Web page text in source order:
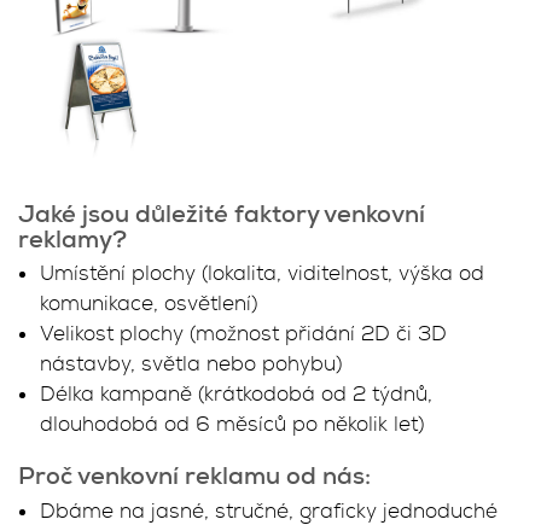
Jaké jsou důležité faktory venkovní
reklamy?
Umístění plochy (lokalita, viditelnost, výška od
komunikace, osvětlení)
Velikost plochy (možnost přidání 2D či 3D
nástavby, světla nebo pohybu)
Délka kampaně (krátkodobá od 2 týdnů,
dlouhodobá od 6 měsíců po několik let)
Proč venkovní reklamu od nás:
Dbáme na jasné, stručné, graficky jednoduché